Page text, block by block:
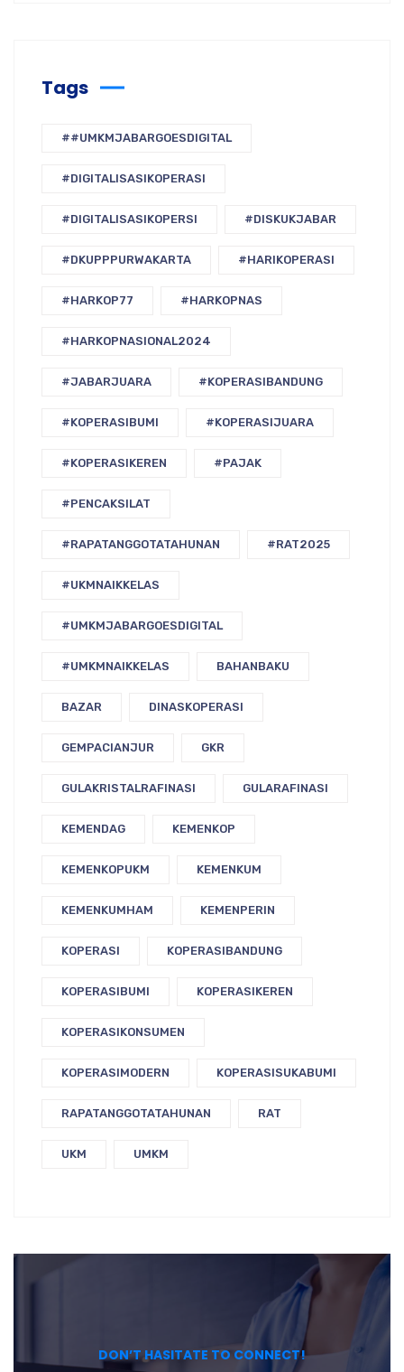
Tags
##UMKMJABARGOESDIGITAL
#DIGITALISASIKOPERASI
#DIGITALISASIKOPERSI #DISKUKJABAR
#DKUPPPURWAKARTA #HARIKOPERASI
#HARKOP77 #HARKOPNAS
#HARKOPNASIONAL2024
#JABARJUARA #KOPERASIBANDUNG
#KOPERASIBUMI #KOPERASIJUARA
#KOPERASIKEREN #PAJAK
#PENCAKSILAT
#RAPATANGGOTATAHUNAN #RAT2025
#UKMNAIKKELAS
#UMKMJABARGOESDIGITAL
#UMKMNAIKKELAS BAHANBAKU
BAZAR DINASKOPERASI
GEMPACIANJUR GKR
GULAKRISTALRAFINASI GULARAFINASI
KEMENDAG KEMENKOP
KEMENKOPUKM KEMENKUM
KEMENKUMHAM KEMENPERIN
KOPERASI KOPERASIBANDUNG
KOPERASIBUMI KOPERASIKEREN
KOPERASIKONSUMEN
KOPERASIMODERN KOPERASISUKABUMI
RAPATANGGOTATAHUNAN RAT
UKM UMKM
DON’T HASITATE TO CONNECT!